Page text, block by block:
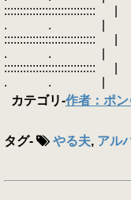
. . |
. . |
. . | |
カテゴリ-作者：ポ
タグ- やる夫, アル